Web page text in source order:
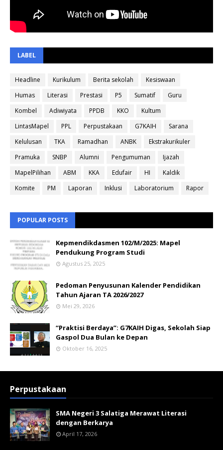
LABEL
Headline Kurikulum Berita sekolah
Kesiswaan
Humas
Literasi Prestasi P5 Sumatif
Guru
Kombel
Adiwiyata PPDB KKO
Kultum
LintasMapel
PPL Perpustakaan G7KAIH
Sarana
Kelulusan
TKA Ramadhan ANBK
Ekstrakurikuler
Pramuka
SNBP Alumni Pengumuman
Ijazah
MapelPilihan
ABM KKA Edufair HI
Kaldik
Komite
PM Laporan Inklusi Laboratorium Rapor
POPULAR POSTS
Kepmendikdasmen 102/M/2025: Mapel
Pendukung Program Studi
Agustus 25, 2025
Pedoman Penyusunan Kalender Pendidikan
Tahun Ajaran TA 2026/2027
Mei 29, 2026
“Praktisi Berdaya”: G7KAIH Digas, Sekolah Siap
Gaspol Dua Bulan ke Depan
Oktober 16, 2025
Perpustakaan
SMA Negeri 3 Salatiga Merawat Literasi
dengan Berkarya
April 17, 2026